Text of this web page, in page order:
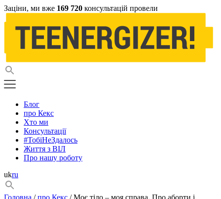
Заціни, ми вже 169 720 консультацій провели
Блог
про Кекс
Хто ми
Консультації
#ТобіНеЗдалось
Життя з ВІЛ
Про нашу роботу
ukru
Головна /про Кекс / Моє тіло – моя справа. Про аборти і